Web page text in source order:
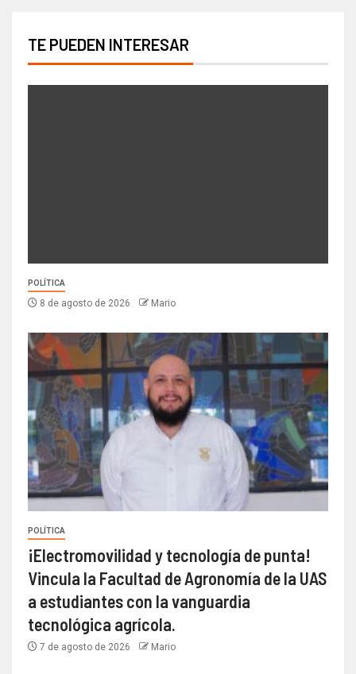
TE PUEDEN INTERESAR
POLÍTICA
8 de agosto de 2026 Mario
POLÍTICA
¡Electromovilidad y tecnología de punta!
Vincula la Facultad de Agronomía de la UAS
a estudiantes con la vanguardia
tecnológica agrícola.
7 de agosto de 2026 Mario